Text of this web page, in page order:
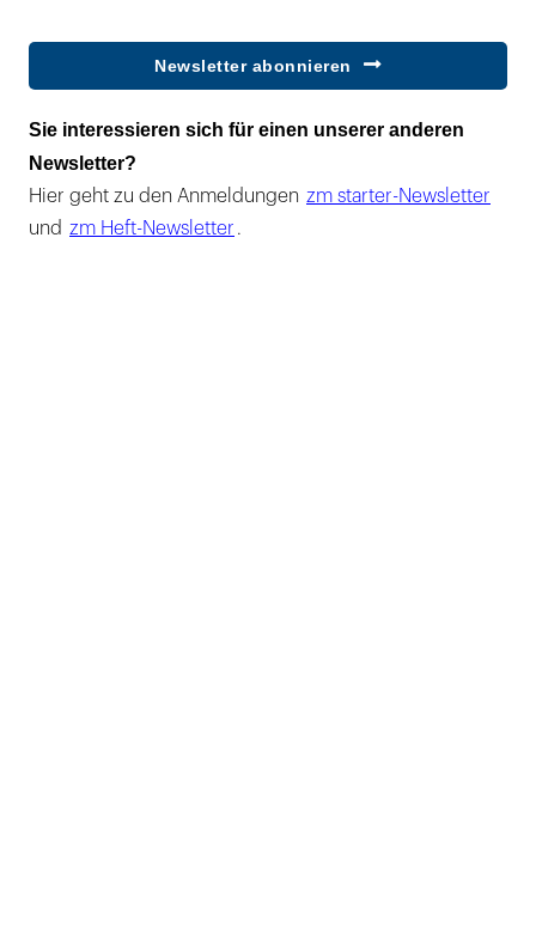
Newsletter abonnieren
Sie interessieren sich für einen unserer anderen
Newsletter?
Hier geht zu den Anmeldungen zm starter-Newsletter
und zm Heft-Newsletter .